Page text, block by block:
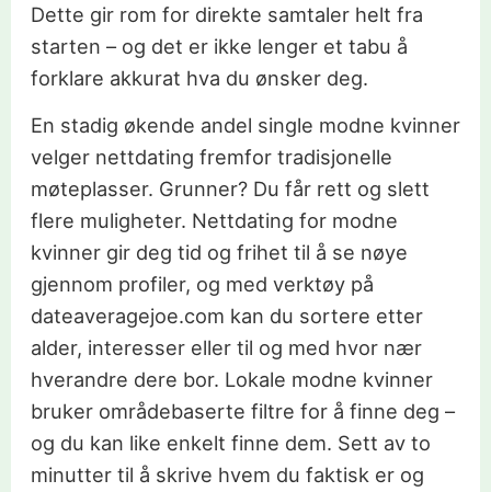
Dette gir rom for direkte samtaler helt fra
starten – og det er ikke lenger et tabu å
forklare akkurat hva du ønsker deg.
En stadig økende andel single modne kvinner
velger nettdating fremfor tradisjonelle
møteplasser. Grunner? Du får rett og slett
flere muligheter. Nettdating for modne
kvinner gir deg tid og frihet til å se nøye
gjennom profiler, og med verktøy på
dateaveragejoe.com kan du sortere etter
alder, interesser eller til og med hvor nær
hverandre dere bor. Lokale modne kvinner
bruker områdebaserte filtre for å finne deg –
og du kan like enkelt finne dem. Sett av to
minutter til å skrive hvem du faktisk er og